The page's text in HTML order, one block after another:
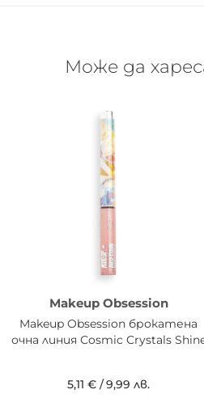
Може да
Makeup Obsession
Makeup Obsession брокатена
очна линия Cosmic Crystals
5,11 € /9,99 лв.